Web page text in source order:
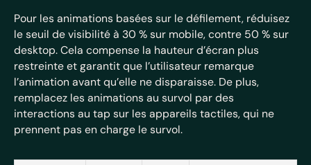
Pour les animations basées sur le défilement, réduisez
le seuil de visibilité à 30 % sur mobile, contre 50 % sur
desktop. Cela compense la hauteur d’écran plus
restreinte et garantit que l’utilisateur remarque
l’animation avant qu’elle ne disparaisse. De plus,
remplacez les animations au survol par des
interactions au tap sur les appareils tactiles, qui ne
prennent pas en charge le survol.